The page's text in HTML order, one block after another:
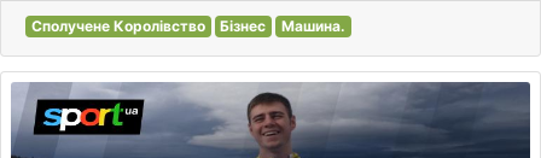
Сполучене Королівство Бізнес Машина.